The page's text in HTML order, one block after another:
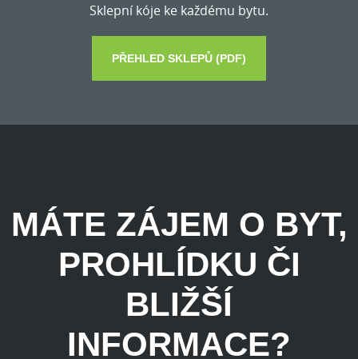
Sklepní kóje ke každému bytu.
PŘEHLED SKLEPŮ (PDF)
MÁTE ZÁJEM O BYT,
PROHLÍDKU ČI
BLIŽŠÍ
INFORMACE?